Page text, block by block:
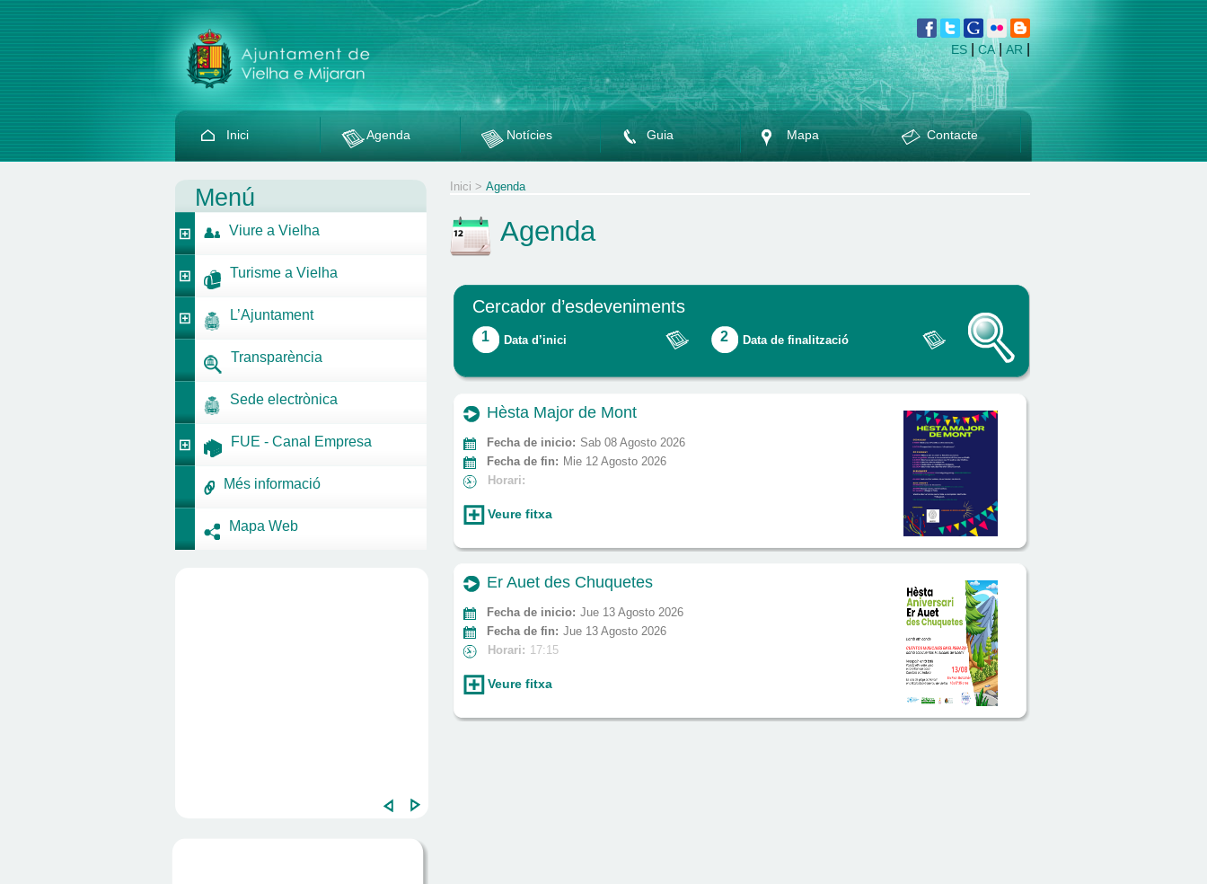
ES CA | AR
Inici Agenda Notícies Guia Mapa Contacte
Menú
Viure a Vielha
Turisme a Vielha
L’Ajuntament
Transparència
Sede electrònica
FUE - Canal Empresa
Més informació
Mapa Web
Inici > Agenda
Agenda
Cercador d’esdeveniments
1 2
Hèsta Major de Mont
Fecha de inicio: Sab 08 Agosto 2026
Fecha de fin: Mie 12 Agosto 2026
Horari:
Veure fitxa
Er Auet des Chuquetes
Fecha de inicio: Jue 13 Agosto 2026
Fecha de fin: Jue 13 Agosto 2026
Horari: 17:15
Veure fitxa